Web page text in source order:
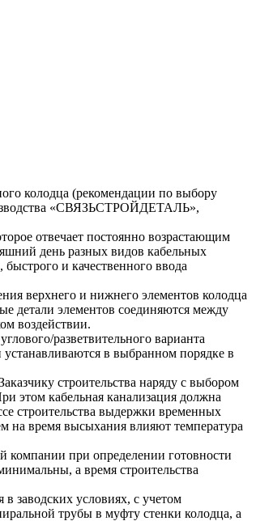
колодца (рекомендации по выбору
«СВЯЗЬСТРОЙДЕТАЛЬ»,
отвечает постоянно возрастающим
день разных видов кабельных
и качественного ввода
верхнего и нижнего элементов колодца
детали элементов соединяются между
воздействии.
разветвительного варианта
в выбранном порядке в
строительства наряду с выбором
этом кабельная канализация должна
строительства выдержки временных
на время высыхания влияют температура
компании при определении готовности
а время строительства
заводских условиях, с учетом
трубы в муфту стенки колодца, а